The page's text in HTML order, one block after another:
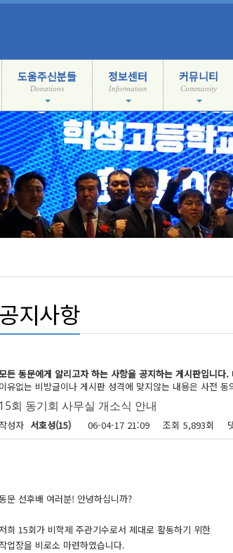
도움주신분들
Donations
정보센터
Information
커뮤니티
Community
공지사항
든 동문에게 알리고자 하는 사항을 공지하는 게시판입니다.
이유없는 비방글이나 게시판 성격에 맞지않는 내용은 사전
15회 동기회 사무실 개소식 안내
페이지 정보
작성자 서호성(15) 06-04-17 21:09 조회 5,893회
련링크
문 선후배 여러분! 안녕하십니까?
저희 15회가 비학제 주관기수로서 제대로 활동하기 위한
작업장을 비로소 마련하였습니다.